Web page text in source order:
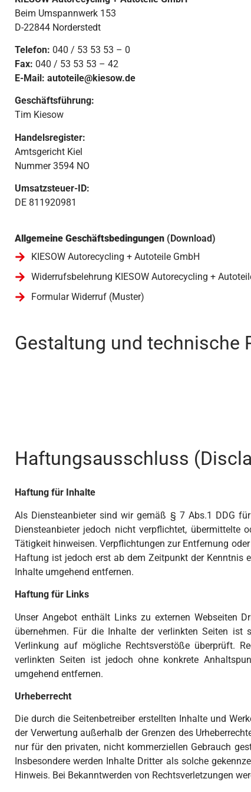
Beim Umspannwerk 153
D-22844 Norderstedt
Telefon: 040 / 53 53 53 – 0
Fax: 040 / 53 53 53 – 42
E-Mail: autoteile@kiesow.de
Geschäftsführung:
Tim Kiesow
Handelsregister:
Amtsgericht Kiel
Nummer 3594 NO
Umsatzsteuer-ID:
DE 811920981
Allgemeine Geschäftsbedingungen (Download)
KIESOW Autorecycling + Autoteile GmbH
Widerrufsbelehrung KIESOW Autorecycling +
Formular Widerruf (Muster)
Gestaltung und technische
Haftungsausschluss
Haftung für Inhalte
Als Diensteanbieter sind wir gemäß § 7 Abs.1 DDG
Diensteanbieter jedoch nicht verpflichtet, übermittelte
Tätigkeit hinweisen. Verpflichtungen zur Entfernung
Haftung ist jedoch erst ab dem Zeitpunkt der Kenntnis
Inhalte umgehend entfernen.
Haftung für Links
Unser Angebot enthält Links zu externen Webseiten
übernehmen. Für die Inhalte der verlinkten Seiten ist
Verlinkung auf mögliche Rechtsverstöße überprüft.
verlinkten Seiten ist jedoch ohne konkrete
umgehend entfernen.
Urheberrecht
Die durch die Seitenbetreiber erstellten Inhalte und
der Verwertung außerhalb der Grenzen des
nur für den privaten, nicht kommerziellen Gebrauch
Insbesondere werden Inhalte Dritter als solche
Hinweis. Bei Bekanntwerden von Rechtsverletzungen